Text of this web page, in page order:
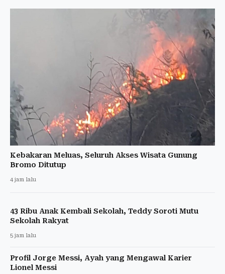
Kebakaran Meluas, Seluruh Akses Wisata Gunung
Bromo Ditutup
4 jam lalu
43 Ribu Anak Kembali Sekolah, Teddy Soroti Mutu
Sekolah Rakyat
5 jam lalu
Profil Jorge Messi, Ayah yang Mengawal Karier
Lionel Messi